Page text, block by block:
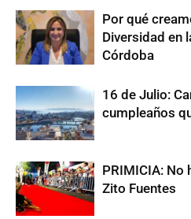
Por qué
Diversidad en
Córdoba
16 de Julio:
cumpleaños
PRIMICIA: No
Zito Fuentes